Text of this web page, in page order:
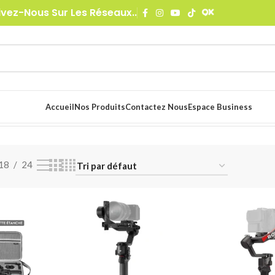
Nous Sur Les Réseaux..
AccueilNos ProduitsContactez NousEspace Business
24